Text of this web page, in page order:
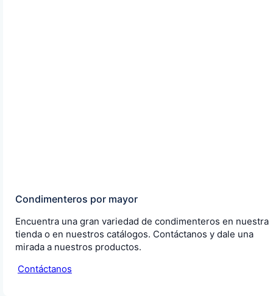
Condimenteros por mayor
Encuentra una gran variedad de condimenteros en nuestra
tienda o en nuestros catálogos. Contáctanos y dale una
mirada a nuestros productos.
Contáctanos